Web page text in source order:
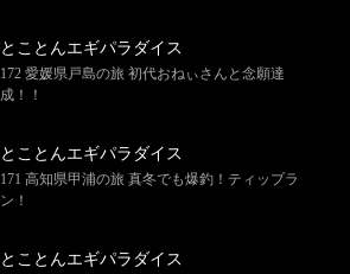
とことんエギパラダイス
172 愛媛県戸島の旅 初代おねぃさんと念願達
成！！
とことんエギパラダイス
171 高知県甲浦の旅 真冬でも爆釣！ティップラ
ン！
とことんエギパラダイス